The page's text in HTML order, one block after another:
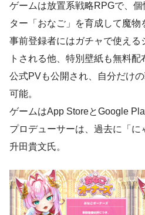
ゲームは放置系戦略RPGで、
ター「おなご」を育成して魔物
事前登録者にはガチャで使える
トされる他、特別壁紙も無料配
公式PVも公開され、自分だけ
可能。
ゲームはApp StoreとGoogle
プロデューサーは、過去に「に
升田貴文氏。